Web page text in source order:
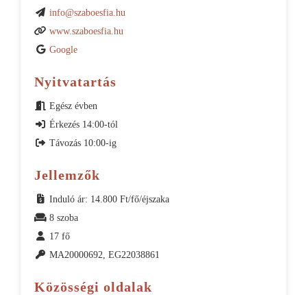
info@szaboesfia.hu
www.szaboesfia.hu
Google
Nyitvatartás
Egész évben
Érkezés 14:00-tól
Távozás 10:00-ig
Jellemzők
Induló ár: 14.800 Ft/fő/éjszaka
8 szoba
17 fő
MA20000692, EG22038861
Közösségi oldalak